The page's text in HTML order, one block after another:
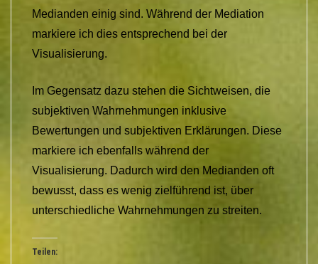
Medianden einig sind. Während der Mediation
markiere ich dies entsprechend bei der
Visualisierung.
Im Gegensatz dazu stehen die Sichtweisen, die
subjektiven Wahrnehmungen inklusive
Bewertungen und subjektiven Erklärungen. Diese
markiere ich ebenfalls während der
Visualisierung. Dadurch wird den Medianden oft
bewusst, dass es wenig zielführend ist, über
unterschiedliche Wahrnehmungen zu streiten.
Teilen: